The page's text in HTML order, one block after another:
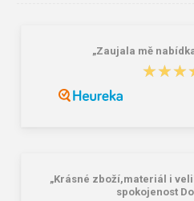
„Zaujala mě
„Krásné zboží,materiál i
spokojenost